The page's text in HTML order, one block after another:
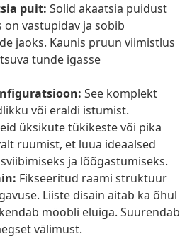
puit: Solid akaatsia puidust
vastupidav ja sobib
jaoks. Kaunis pruun viimistlus
tunde igasse
See komplekt
või eraldi istumist.
üksikute tükikeste või pika
ruumist, et luua ideaalsed
ja lõõgastumiseks.
Fikseeritud raami struktuur
Liiste disain aitab ka õhul
mööbli eluiga. Suurendab
välimust.